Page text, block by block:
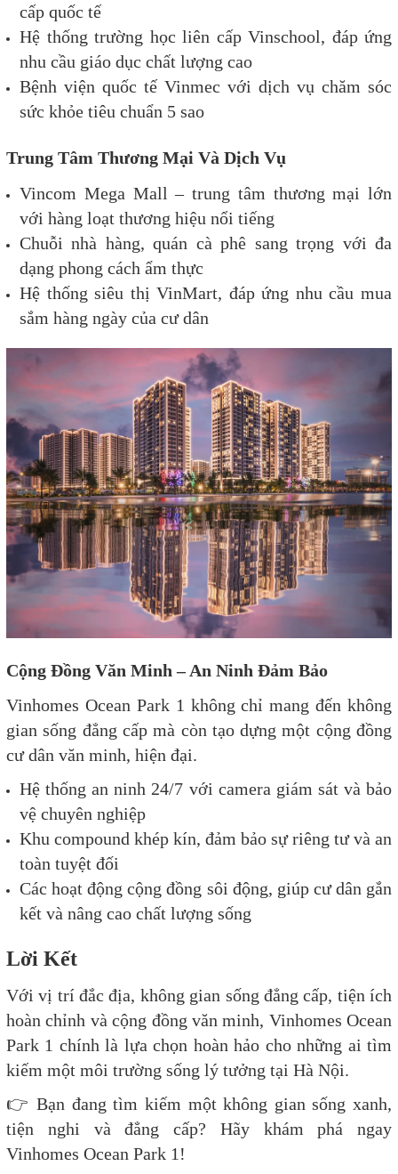
cấp quốc tế
Hệ thống trường học liên cấp Vinschool, đáp ứng
nhu cầu giáo dục chất lượng cao
Bệnh viện quốc tế Vinmec với dịch vụ chăm sóc
sức khỏe tiêu chuẩn 5 sao
Trung Tâm Thương Mại Và Dịch Vụ
Vincom Mega Mall – trung tâm thương mại lớn
với hàng loạt thương hiệu nổi tiếng
Chuỗi nhà hàng, quán cà phê sang trọng với đa
dạng phong cách ẩm thực
Hệ thống siêu thị VinMart, đáp ứng nhu cầu mua
sắm hàng ngày của cư dân
Cộng Đồng Văn Minh – An Ninh Đảm Bảo
Vinhomes Ocean Park 1 không chỉ mang đến không
gian sống đẳng cấp mà còn tạo dựng một cộng đồng
cư dân văn minh, hiện đại.
Hệ thống an ninh 24/7 với camera giám sát và bảo
vệ chuyên nghiệp
Khu compound khép kín, đảm bảo sự riêng tư và an
toàn tuyệt đối
Các hoạt động cộng đồng sôi động, giúp cư dân gắn
kết và nâng cao chất lượng sống
Lời Kết
Với vị trí đắc địa, không gian sống đẳng cấp, tiện ích
hoàn chỉnh và cộng đồng văn minh, Vinhomes Ocean
Park 1 chính là lựa chọn hoàn hảo cho những ai tìm
kiếm một môi trường sống lý tưởng tại Hà Nội.
👉 Bạn đang tìm kiếm một không gian sống xanh,
tiện nghi và đẳng cấp? Hãy khám phá ngay
Vinhomes Ocean Park 1!